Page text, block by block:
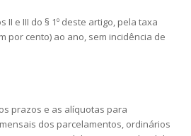
II e III do § 1º deste artigo, pela taxa
por cento) ao ano, sem incidência de
prazos e as alíquotas para
dos parcelamentos, ordinários